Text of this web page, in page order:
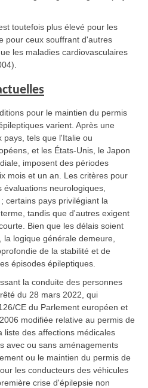
toutefois plus élevé pour les
pour ceux souffrant d'autres
les maladies cardiovasculaires
pour le maintien du permis
varient. Après une
pays, tels que l'Italie ou
et les États-Unis, le Japon
imposent des périodes
mois et un an. Les critères pour
neurologiques,
certains pays privilégiant la
tandis que d'autres exigent
Bien que les délais soient
logique générale demeure,
de la stabilité et de
épisodes épileptiques.
la conduite des personnes
du 28 mars 2022, qui
CE du Parlement européen et
modifiée relative au permis de
liste des affections médicales
avec ou sans aménagements
ou le maintien du permis de
les conducteurs des véhicules
crise d'épilepsie non